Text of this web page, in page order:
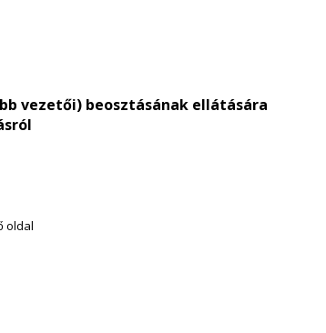
vezetői) beosztásának ellátására
oldal